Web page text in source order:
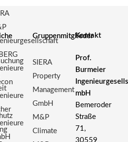
Gruppenmitglieder
SIERA
Property
Management
GmbH
M&P
Climate
Kontakt
Prof.
Burmeier
mbH
Bemeroder
Straße
71,
30559